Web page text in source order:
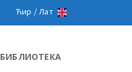
Ћир /Лат
БИБЛИОТЕКА